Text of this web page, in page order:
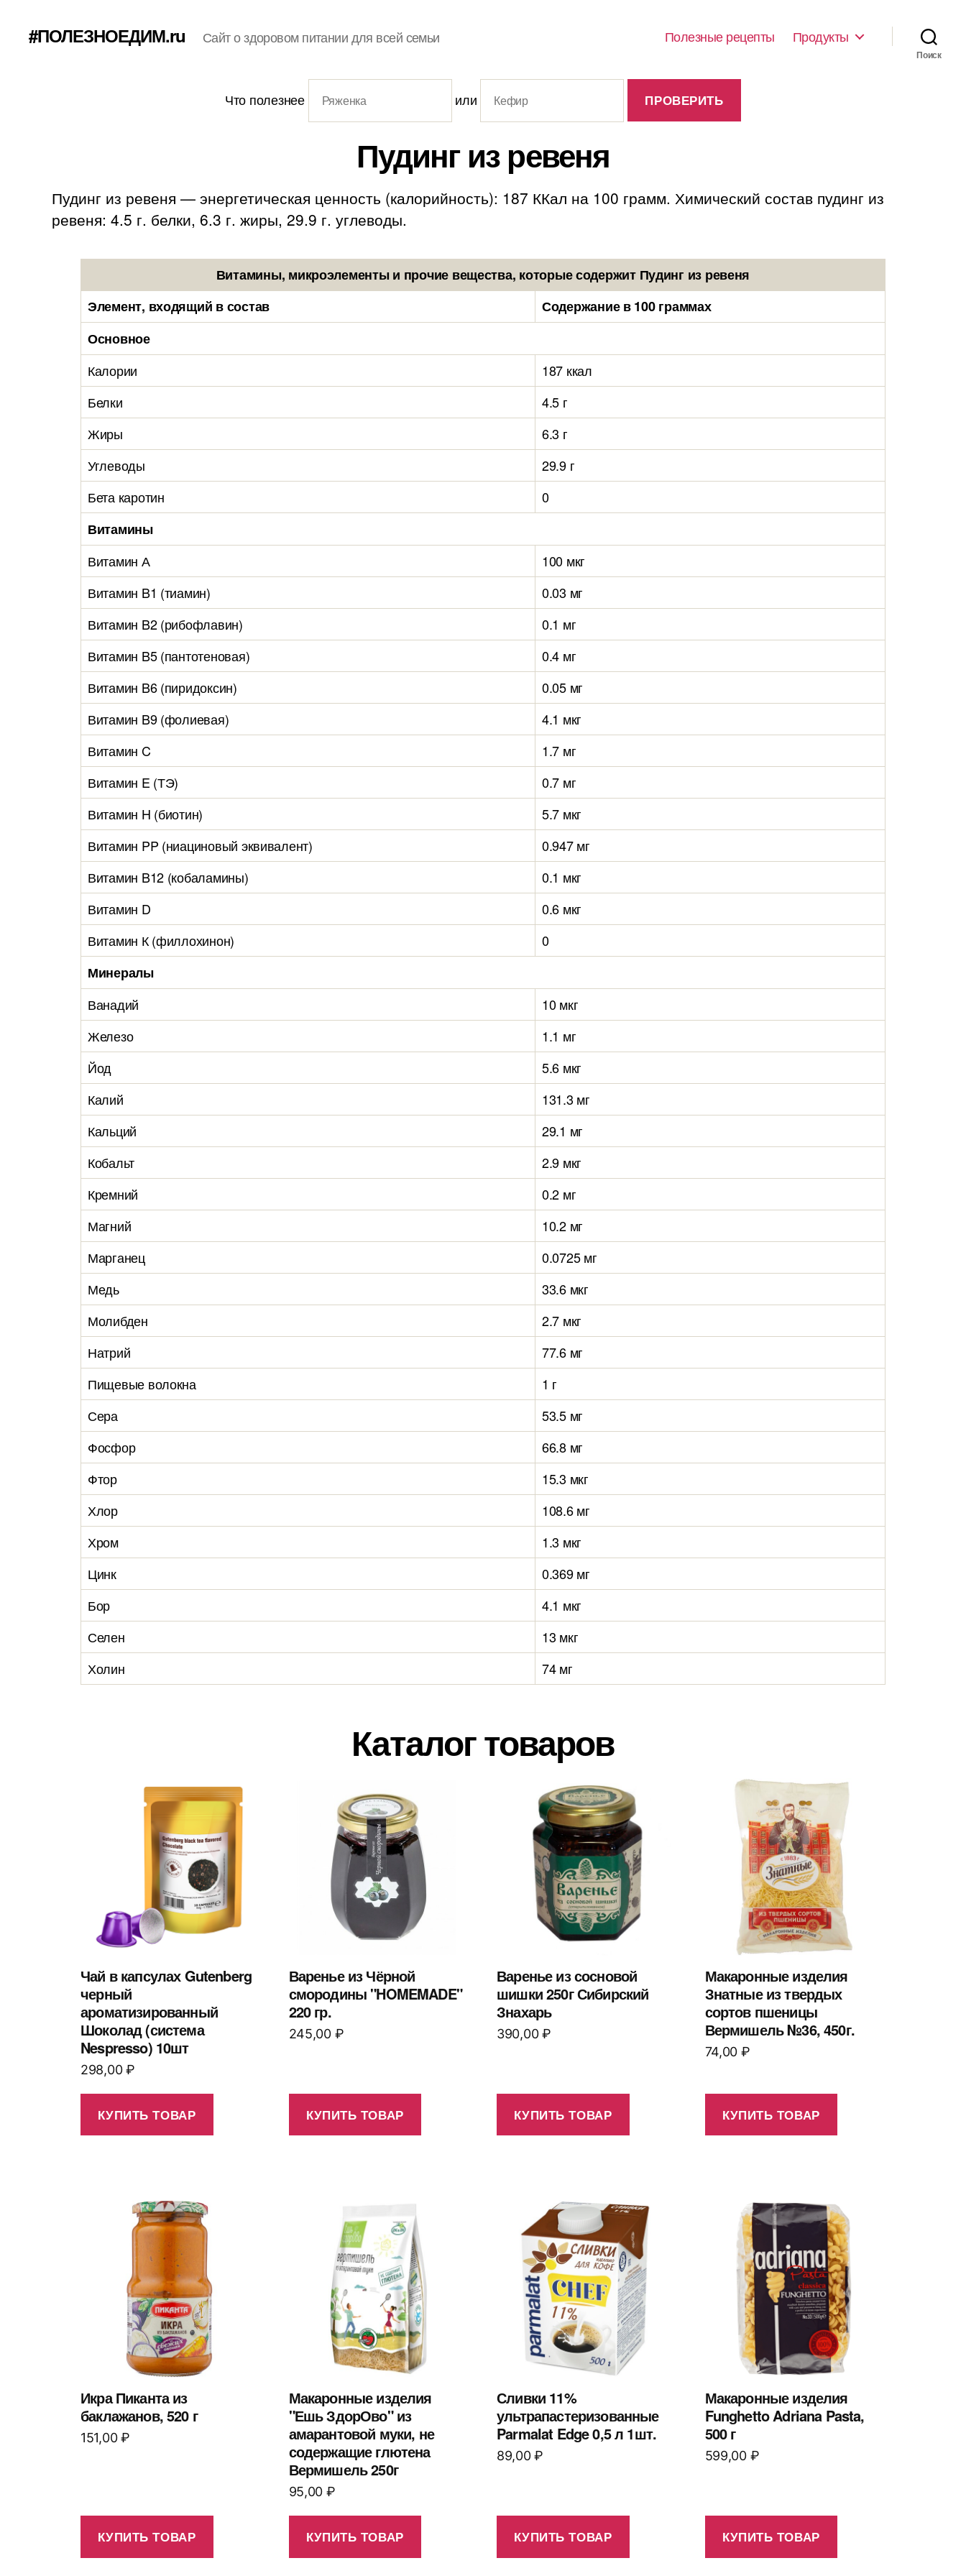
#ПОЛЕЗНОЕДИМ.ru Сайт о здоровом питании для всей семьи Полезные рецепты Продукты
Поиск
Что полезнее или
Пудинг из ревеня
Пудинг из ревеня — энергетическая ценность (калорийность): 187 ККал на 100 грамм. Химический состав пудинг из
ревеня: 4.5 г. белки, 6.3 г. жиры, 29.9 г. углеводы.
Витамины, микроэлементы и прочие вещества, которые содержит Пудинг из ревеня
Элемент, входящий в состав
Содержание в 100 граммах
Основное
Калории
187 ккал
Белки
4.5 г
Жиры
6.3 г
Углеводы
29.9 г
Бета каротин
0
Витамины
Витамин А
100 мкг
Витамин B1 (тиамин)
0.03 мг
Витамин B2 (рибофлавин)
0.1 мг
Витамин B5 (пантотеновая)
0.4 мг
Витамин B6 (пиридоксин)
0.05 мг
Витамин B9 (фолиевая)
4.1 мкг
Витамин C
1.7 мг
Витамин E (ТЭ)
0.7 мг
Витамин H (биотин)
5.7 мкг
Витамин PP (ниациновый эквивалент)
0.947 мг
Витамин B12 (кобаламины)
0.1 мкг
Витамин D
0.6 мкг
Витамин К (филлохинон)
0
Минералы
Ванадий
10 мкг
Железо
1.1 мг
Йод
5.6 мкг
Калий
131.3 мг
Кальций
29.1 мг
Кобальт
2.9 мкг
Кремний
0.2 мг
Магний
10.2 мг
Марганец
0.0725 мг
Медь
33.6 мкг
Молибден
2.7 мкг
Натрий
77.6 мг
Пищевые волокна
1 г
Сера
53.5 мг
Фосфор
66.8 мг
Фтор
15.3 мкг
Хлор
108.6 мг
Хром
1.3 мкг
Цинк
0.369 мг
Бор
4.1 мкг
Селен
13 мкг
Холин
74 мг
Каталог товаров
Чай в капсулах Gutenberg
черный
ароматизированный
Шоколад (система
Nespresso) 10шт
298,00₽
КУПИТЬ ТОВАР
Варенье из Чёрной
смородины "HOMEMADE"
220 гр.
245,00 ₽
КУПИТЬ ТОВАР
Варенье из сосновой
шишки 250г Сибирский
Знахарь
390,00₽
КУПИТЬ ТОВАР
Макаронные изделия
Знатные из твердых
сортов пшеницы
Вермишель №36, 450г.
74,00 ₽
КУПИТЬ ТОВАР
Икра Пиканта из
баклажанов, 520 г
151,00₽
КУПИТЬ ТОВАР
Макаронные изделия
"Ешь ЗдорОво" из
амарантовой муки, не
содержащие глютена
Вермишель 250г
95,00 ₽
КУПИТЬ ТОВАР
Сливки 11%
ультрапастеризованные
Parmalat Edge 0,5 л 1шт.
89,00₽
КУПИТЬ ТОВАР
Макаронные изделия
Funghetto Adriana Pasta,
500 г
599,00 ₽
КУПИТЬ ТОВАР